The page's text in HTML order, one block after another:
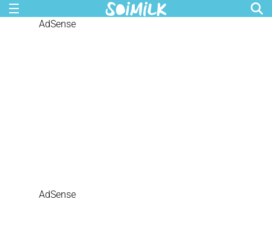
AdSense
AdSense